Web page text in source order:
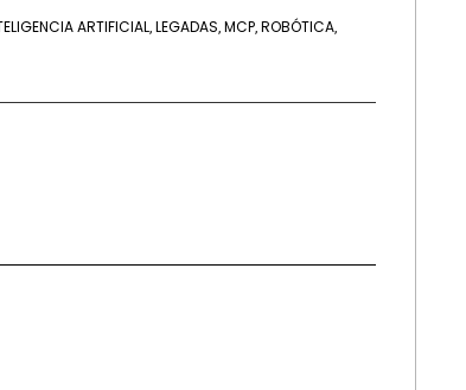
ARTIFICIAL LEGADAS MCP ROBÓTICA